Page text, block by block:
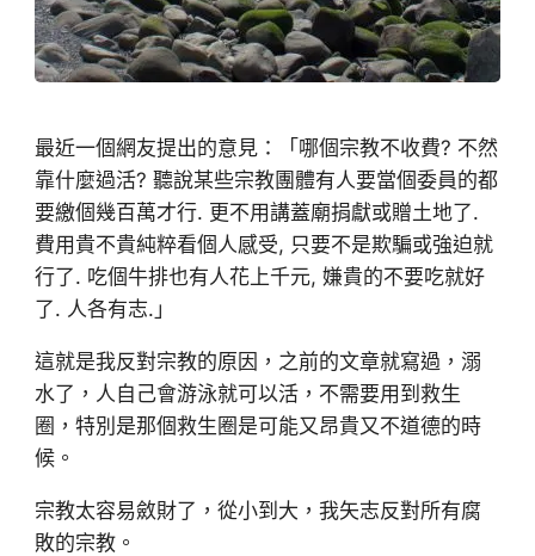
最近一個網友提出的意見：「哪個宗教不收費? 不然
靠什麼過活? 聽說某些宗教團體有人要當個委員的都
要繳個幾百萬才行. 更不用講蓋廟捐獻或贈土地了.
費用貴不貴純粹看個人感受, 只要不是欺騙或強迫就
行了. 吃個牛排也有人花上千元, 嫌貴的不要吃就好
了. 人各有志.」
這就是我反對宗教的原因，之前的文章就寫過，溺
水了，人自己會游泳就可以活，不需要用到救生
圈，特別是那個救生圈是可能又昂貴又不道德的時
候。
宗教太容易斂財了，從小到大，我矢志反對所有腐
敗的宗教。